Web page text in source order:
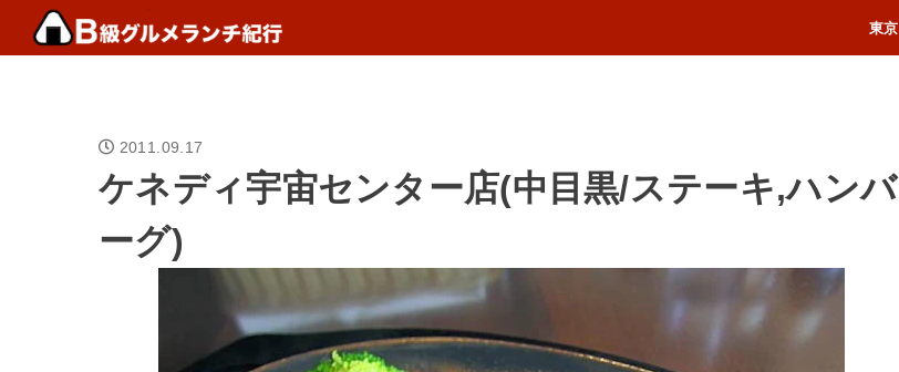
東京
2011.09.17
ケネディ宇宙センター店(中目黒/ステーキ,ハンバ
ーグ)